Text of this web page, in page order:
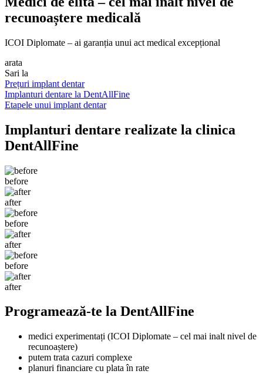
recunoaștere medicală
ICOI Diplomate – ai garanția unui act medical excepțional
arata
Sari la
Prețuri implant dentar
Implanturi dentare la DentAllFine
Etapele unui implant dentar
Implanturi dentare realizate la clinica
DentAllFine
before
after
before
after
before
after
Programează-te la DentAllFine
medici experimentați (ICOI Diplomate – cel mai inalt nivel de
recunoaștere)
putem trata cazuri complexe
planuri financiare cu plata în rate